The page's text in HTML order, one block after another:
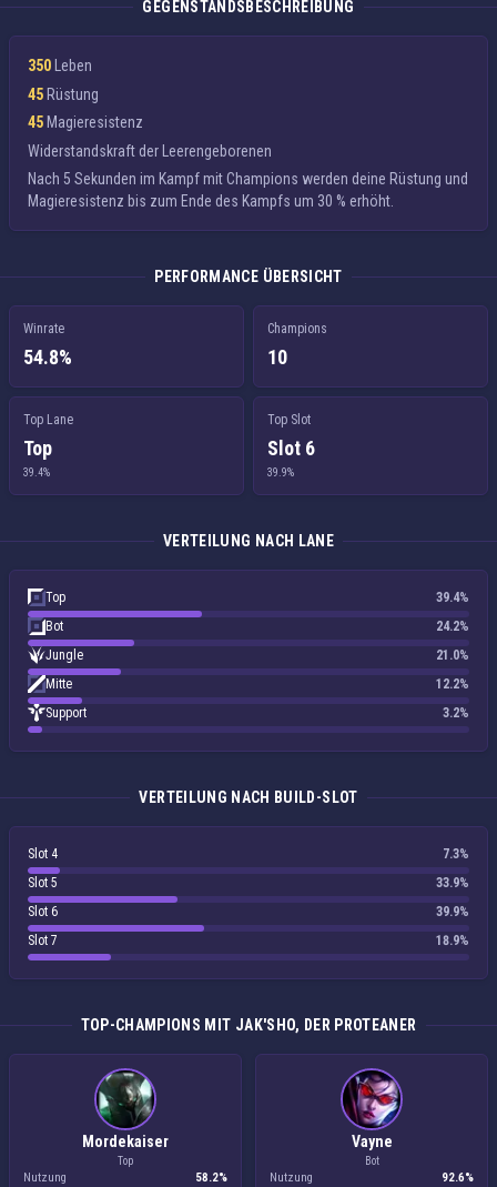
GEGENSTANDSBESCHREIBUNG
350 Leben
45Rüstung
45 Magieresistenz
Widerstandskraft der Leerengeborenen
Nach 5 Sekunden im Kampf mit Champions werden deine Rüstung und
Magieresistenz bis zum Ende des Kampfs um 30 % erhöht.
PERFORMANCE ÜBERSICHT
Winrate
54.8%
Champions
10
Top Lane
Top
39.4%
Top Slot
Slot 6
39.9%
VERTEILUNG NACH LANE
Top
39.4%
Bot
24.2%
Jungle
21.0%
Mitte
12.2%
Support
3.2%
VERTEILUNG NACH BUILD-SLOT
Slot 4
7.3%
Slot 5
33.9%
Slot 6
39.9%
Slot 7
18.9%
TOP-CHAMPIONS MIT JAK'SHO, DER PROTEANER
Mordekaiser
Top
Nutzung 58.2%
Vayne
Bot
Nutzung 92.6%